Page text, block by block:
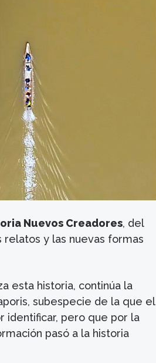
Nuevos Creadores, del
y las nuevas formas
esta historia, continúa la
subespecie de la que el
identificar, pero que por la
pasó a la historia